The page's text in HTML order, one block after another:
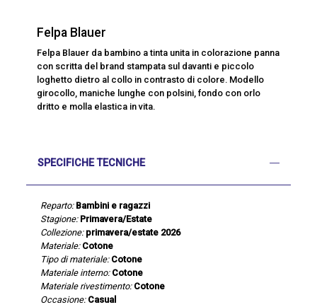
Felpa Blauer
Felpa Blauer da bambino a tinta unita in colorazione panna
con scritta del brand stampata sul davanti e piccolo
loghetto dietro al collo in contrasto di colore. Modello
girocollo, maniche lunghe con polsini, fondo con orlo
dritto e molla elastica in vita.
SPECIFICHE TECNICHE
Reparto: Bambini e ragazzi
Stagione: Primavera/Estate
Collezione: primavera/estate 2026
Materiale: Cotone
Tipo di materiale: Cotone
Materiale interno: Cotone
Materiale rivestimento: Cotone
Occasione: Casual